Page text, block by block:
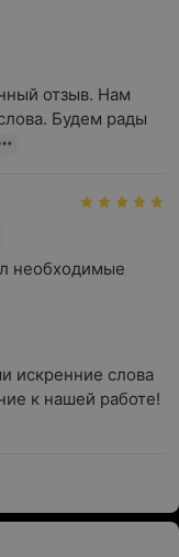
отзыв. Нам
Будем рады
необходимые
искренние слова
к нашей работе!